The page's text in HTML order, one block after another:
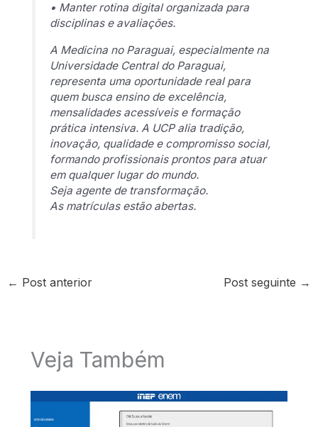
• Manter rotina digital organizada para
disciplinas e avaliações.
A Medicina no Paraguai, especialmente na
Universidade Central do Paraguai,
representa uma oportunidade real para
quem busca ensino de excelência,
mensalidades acessíveis e formação
prática intensiva. A UCP alia tradição,
inovação, qualidade e compromisso social,
formando profissionais prontos para atuar
em qualquer lugar do mundo.
Seja agente de transformação.
As matrículas estão abertas.
← Post anterior Post seguinte →
Veja Também